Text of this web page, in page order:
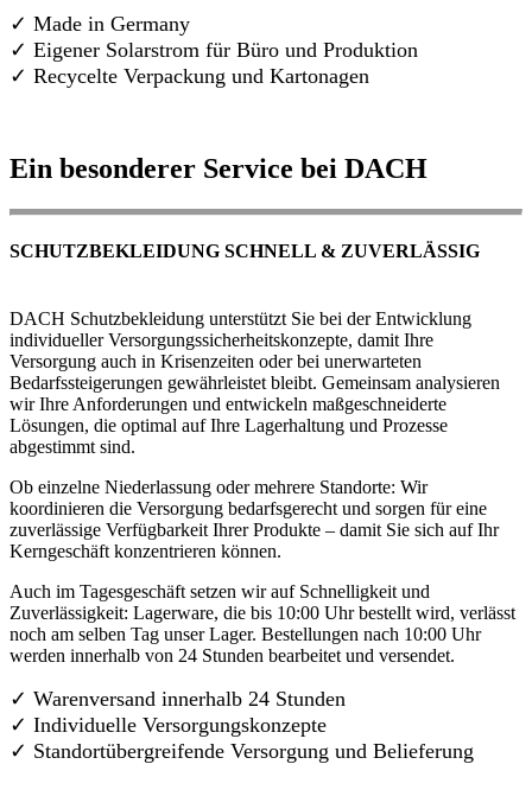
✓ Made in Germany
✓ Eigener Solarstrom für Büro und Produktion
✓ Recycelte Verpackung und Kartonagen
Ein besonderer Service bei DACH
SCHUTZBEKLEIDUNG SCHNELL & ZUVERLÄSSIG
DACH Schutzbekleidung unterstützt Sie bei der Entwicklung
individueller Versorgungssicherheitskonzepte, damit Ihre
Versorgung auch in Krisenzeiten oder bei unerwarteten
Bedarfssteigerungen gewährleistet bleibt. Gemeinsam analysieren
wir Ihre Anforderungen und entwickeln maßgeschneiderte
Lösungen, die optimal auf Ihre Lagerhaltung und Prozesse
abgestimmt sind.
Ob einzelne Niederlassung oder mehrere Standorte: Wir
koordinieren die Versorgung bedarfsgerecht und sorgen für eine
zuverlässige Verfügbarkeit Ihrer Produkte – damit Sie sich auf Ihr
Kerngeschäft konzentrieren können.
Auch im Tagesgeschäft setzen wir auf Schnelligkeit und
Zuverlässigkeit: Lagerware, die bis 10:00 Uhr bestellt wird, verlässt
noch am selben Tag unser Lager. Bestellungen nach 10:00 Uhr
werden innerhalb von 24 Stunden bearbeitet und versendet.
✓ Warenversand innerhalb 24 Stunden
✓ Individuelle Versorgungskonzepte
✓ Standortübergreifende Versorgung und Belieferung